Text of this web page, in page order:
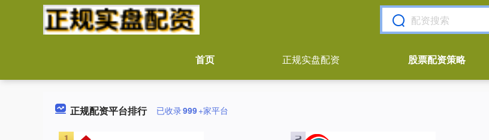
首页 正规实盘配资 股票配资策略
正规配资平台排行 已收录999+家平台